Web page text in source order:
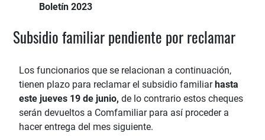
Boletín 2023
Subsidio familiar pendiente por reclamar
Los funcionarios que se relacionan a continuación,
tienen plazo para reclamar el subsidio familiar hasta
este jueves 19 de junio, de lo contrario estos cheques
serán devueltos a Comfamiliar para así proceder a
hacer entrega del mes siguiente.